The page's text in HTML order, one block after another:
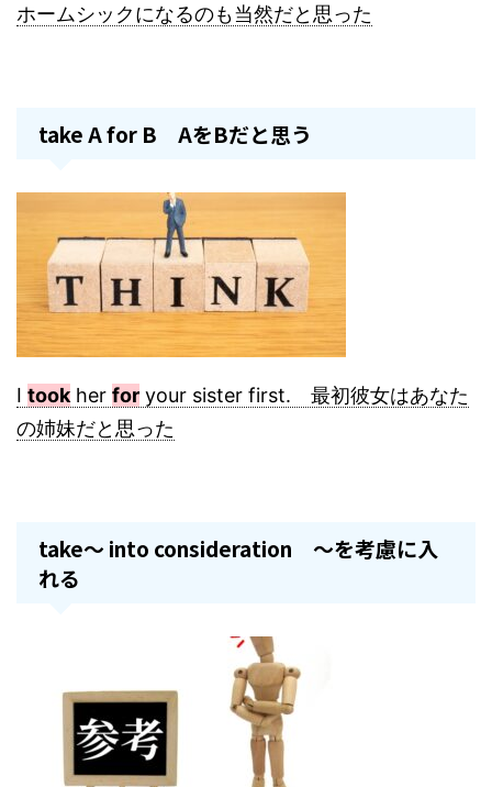
ホームシックになるのも当然だと思った
take A for B AをBだと思う
I took her for your sister first. 最初彼女はあなた
の姉妹だと思った
take～ into consideration ～を考慮に入
れる